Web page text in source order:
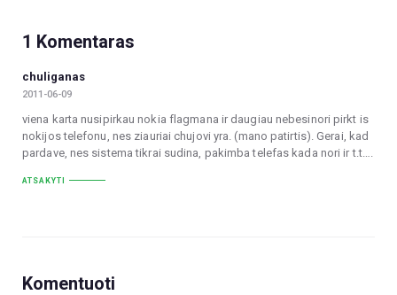
1 Komentaras
chuliganas
2011-06-09
viena karta nusipirkau nokia flagmana ir daugiau nebesinori pirkt is
nokijos telefonu, nes ziauriai chujovi yra. (mano patirtis). Gerai, kad
pardave, nes sistema tikrai sudina, pakimba telefas kada nori ir t.t….
ATSAKYTI
Komentuoti